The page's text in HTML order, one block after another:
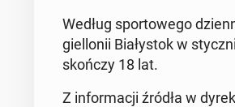
Według spor­to­we­go
giel­lo­nii Bia­ły­stok w
skończy 18 lat.
Z in­for­ma­cji źródła w